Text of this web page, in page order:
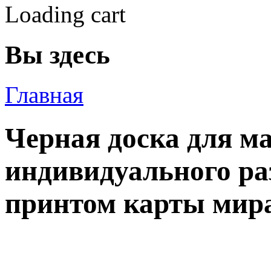
Loading cart
Вы здесь
Главная
Черная доска для
индивидуального
принтом карты